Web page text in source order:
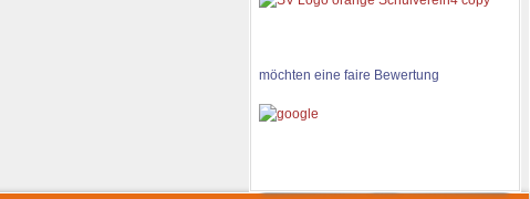
möchten eine faire Bewertung